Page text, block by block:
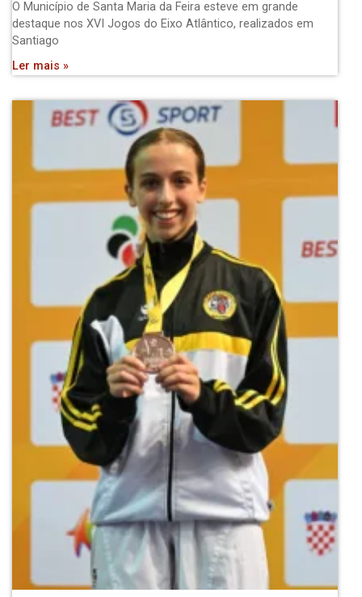
O Município de Santa Maria da Feira esteve em grande
destaque nos XVI Jogos do Eixo Atlântico, realizados em
Santiago
Ler mais »